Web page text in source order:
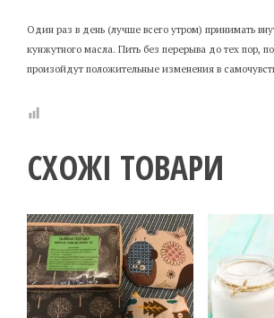
Один раз в день (лучше всего утром) принимать
кунжутного масла. Пить без перерыва до тех пор,
произойдут положительные изменения в
СХОЖІ ТОВАРИ